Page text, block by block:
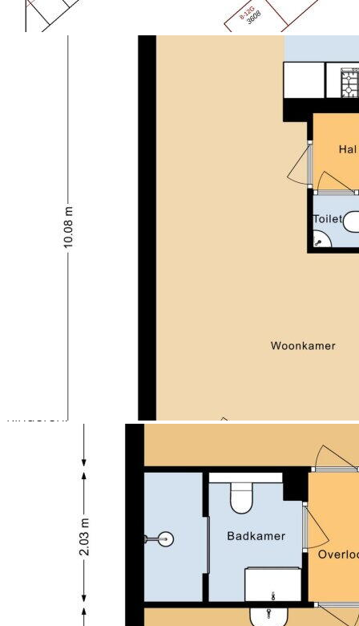
hangend toilet, inloopdouche, wastafelmeubel,
designradiator en vloerverwarming.
De tweede verdieping biedt nog eens twee
wasmachine en droger. Daarnaast is er een kleine
vliering met vlizotrap boven de voorste slaapkamer
met veel bergruimte en praktische bergruimte onder
De slaapkamer aan de voorzijde is heerlijk licht met
de vele ramen. De slaapkamer aan de achterzijde is
eveneens heel licht doormiddel van een groot
dakraam en voor het gemak is er een wastafel
over de zon kan beschikken. Het is mogelijk om
Er is voldoende openbare parkeergelegenheid in de
directe omgeving. Parkeervergunningen zijn
BIJZONDERHEDEN:
- Hoekwoning
- Woonoppervlakte ca. 113 m²
- Vrijstaande stenen berging met elektriciteit
- Kunststof kozijnen